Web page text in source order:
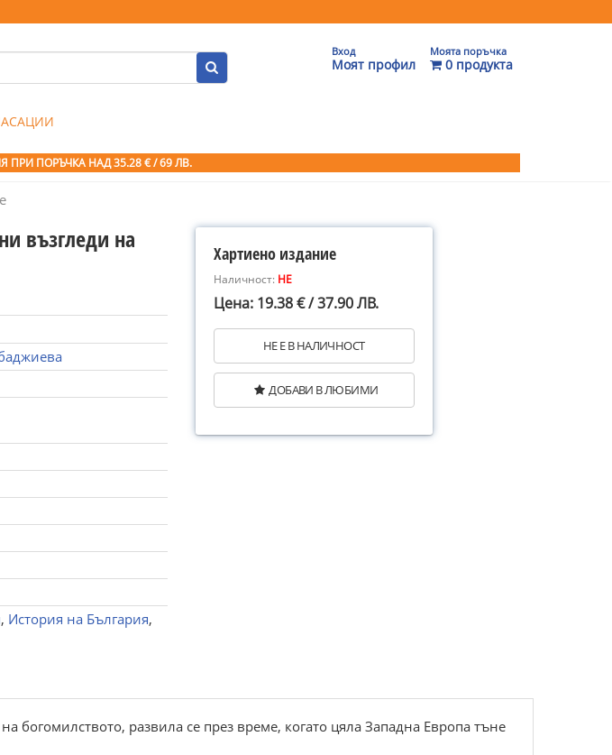
Вход
Моят профил
Моята поръчка
0 продукта
ПРИ ПОРЪЧКА НАД 35.28 € / 69 ЛВ.
възгледи на
, История на България,
Хартиено издание
Наличност: НЕ
Цена: 19.38 € / 37.90 ЛВ.
НЕ Е В НАЛИЧНОСТ
ДОБАВИ В ЛЮБИМИ
богомилството, развила се през време, когато цяла Западна Европа тъне